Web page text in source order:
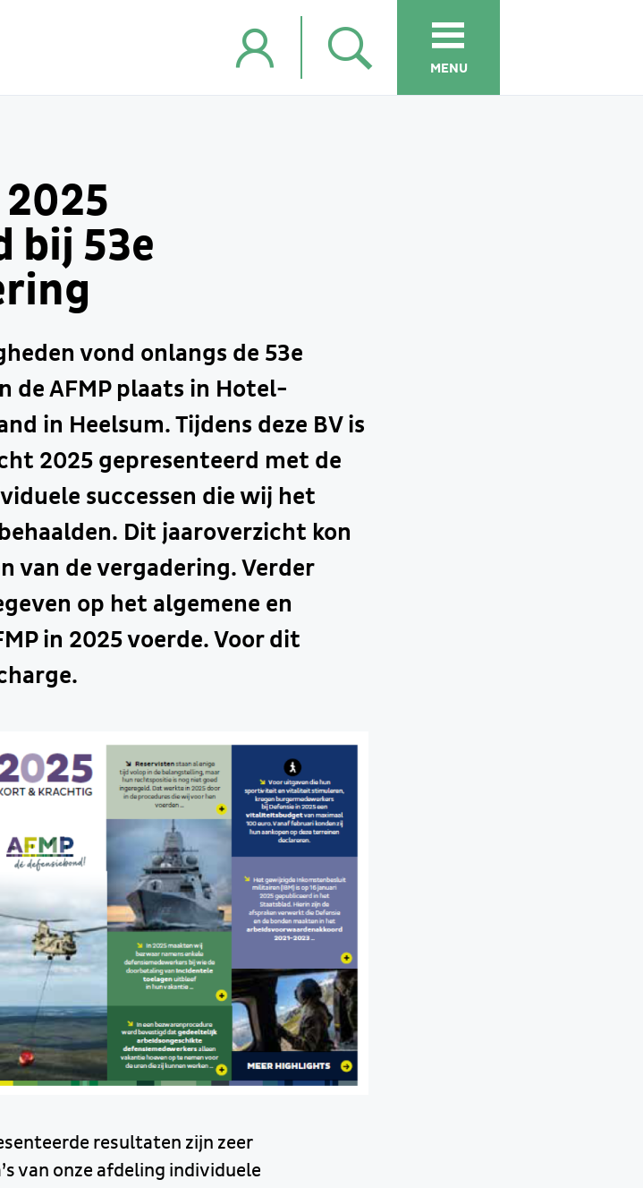
MENU
bij 53e
vond onlangs de 53e
de AFMP plaats in Hotel-
in Heelsum. Tijdens deze BV is
2025 gepresenteerd met de
successen die wij het
Dit jaaroverzicht kon
van de vergadering. Verder
op het algemene en
in 2025 voerde. Voor dit
resultaten zijn zeer
van onze afdeling individuele